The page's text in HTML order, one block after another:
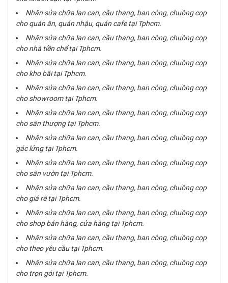
Nhận sửa chữa lan can, cầu thang, ban công, chuồng cọp
cho quán ăn, quán nhậu, quán cafe tại Tphcm.
Nhận sửa chữa lan can, cầu thang, ban công, chuồng cọp
cho nhà tiền chế tại Tphcm.
Nhận sửa chữa lan can, cầu thang, ban công, chuồng cọp
cho kho bãi tại Tphcm.
Nhận sửa chữa lan can, cầu thang, ban công, chuồng cọp
cho showroom tại Tphcm.
Nhận sửa chữa lan can, cầu thang, ban công, chuồng cọp
cho sân thượng tại Tphcm.
Nhận sửa chữa lan can, cầu thang, ban công, chuồng cọp
gác lửng tại Tphcm.
Nhận sửa chữa lan can, cầu thang, ban công, chuồng cọp
cho sân vườn tại Tphcm.
Nhận sửa chữa lan can, cầu thang, ban công, chuồng cọp
cho giá rẽ tại Tphcm.
Nhận sửa chữa lan can, cầu thang, ban công, chuồng cọp
cho shop bán hàng, cửa hàng tại Tphcm.
Nhận sửa chữa lan can, cầu thang, ban công, chuồng cọp
cho theo yêu cầu tại Tphcm.
Nhận sửa chữa lan can, cầu thang, ban công, chuồng cọp
cho trọn gói tại Tphcm.